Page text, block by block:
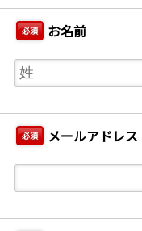
必須 お名前
必須 メールアドレス